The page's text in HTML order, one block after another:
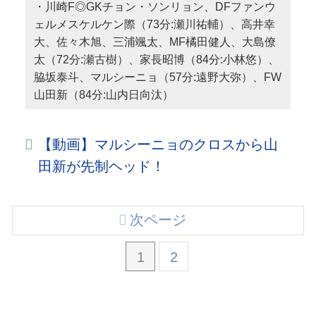
・川崎F◎GKチョン・ソンリョン、DFファンウ
ェルメスケルケン際（73分:瀬川祐輔）、高井幸
大、佐々木旭、三浦颯太、MF橘田健人、大島僚
太（72分:瀬古樹）、家長昭博（84分:小林悠）、
脇坂泰斗、マルシーニョ（57分:遠野大弥）、FW
山田新（84分:山内日向汰）
【動画】マルシーニョのクロスから山
田新が先制ヘッド！
1 2
次ページ